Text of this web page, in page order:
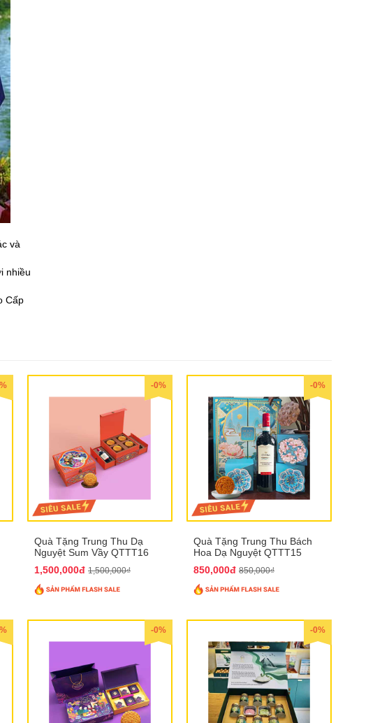
và
nhiều
Cấp
-0%
Quà Tặng Trung Thu Dạ
Nguyệt Sum Vầy QTTT16
1,500,000đ 1,500,000₫
-0%
Quà Tặng Trung Thu Bách
Hoa Dạ Nguyệt QTTT15
850,000đ 850,000₫
-0% -0%